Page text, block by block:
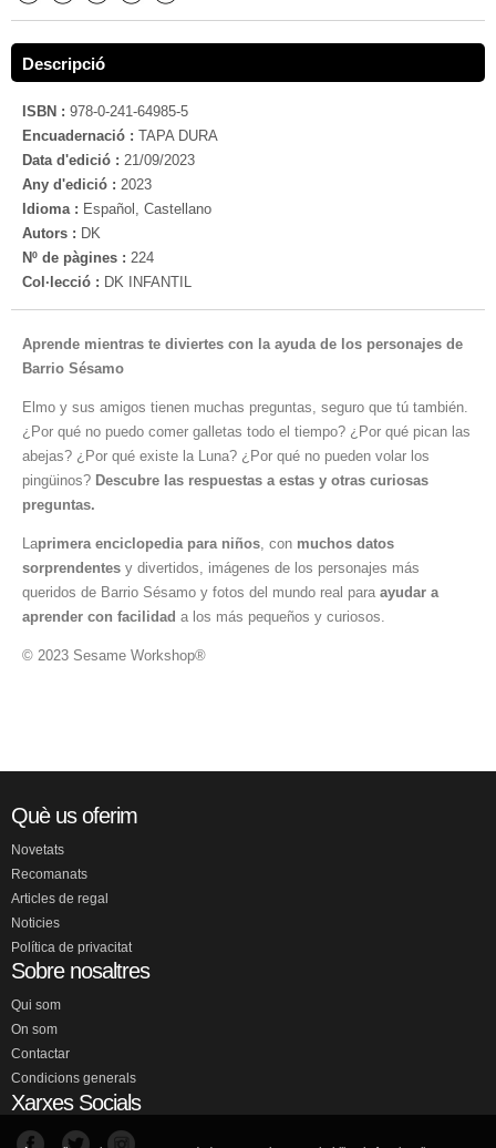
Descripció
ISBN : 978-0-241-64985-5
Encuadernació : TAPA DURA
Data d'edició : 21/09/2023
Any d'edició : 2023
Idioma : Español, Castellano
Autors : DK
Nº de pàgines : 224
Col·lecció : DK INFANTIL
Aprende mientras te diviertes con la ayuda de los personajes de
Barrio Sésamo
Elmo y sus amigos tienen muchas preguntas, seguro que tú también.
¿Por qué no puedo comer galletas todo el tiempo? ¿Por qué pican las
abejas? ¿Por qué existe la Luna? ¿Por qué no pueden volar los
pingüinos? Descubre las respuestas a estas y otras curiosas
preguntas.
Laprimera enciclopedia para niños, con muchos datos
sorprendentes y divertidos, imágenes de los personajes más
queridos de Barrio Sésamo y fotos del mundo real para ayudar a
aprender con facilidad a los más pequeños y curiosos.
© 2023 Sesame Workshop®
Què us oferim
Novetats
Recomanats
Articles de regal
Noticies
Política de privacitat
Sobre nosaltres
Qui som
On som
Contactar
Condicions generals
Xarxes Socials